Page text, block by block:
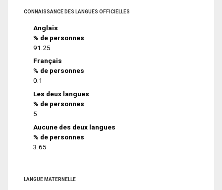
CONNAISSANCE DES LANGUES OFFICIELLES
Anglais
% de personnes
91.25
Français
% de personnes
0.1
Les deux langues
% de personnes
5
Aucune des deux langues
% de personnes
3.65
LANGUE MATERNELLE